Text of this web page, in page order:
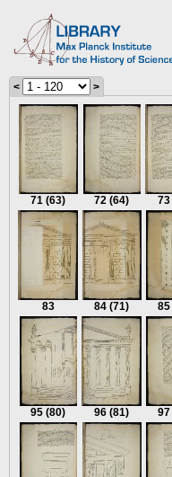
< >
71 (63) 72 (64) 73
83 84 (71) 85
95 (80) 96 (81) 97